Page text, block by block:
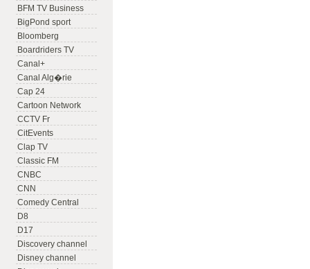
BFM TV Business
BigPond sport
Bloomberg
Boardriders TV
Canal+
Canal Alg�rie
Cap 24
Cartoon Network
CCTV Fr
CitEvents
Clap TV
Classic FM
CNBC
CNN
Comedy Central
D8
D17
Discovery channel
Disney channel